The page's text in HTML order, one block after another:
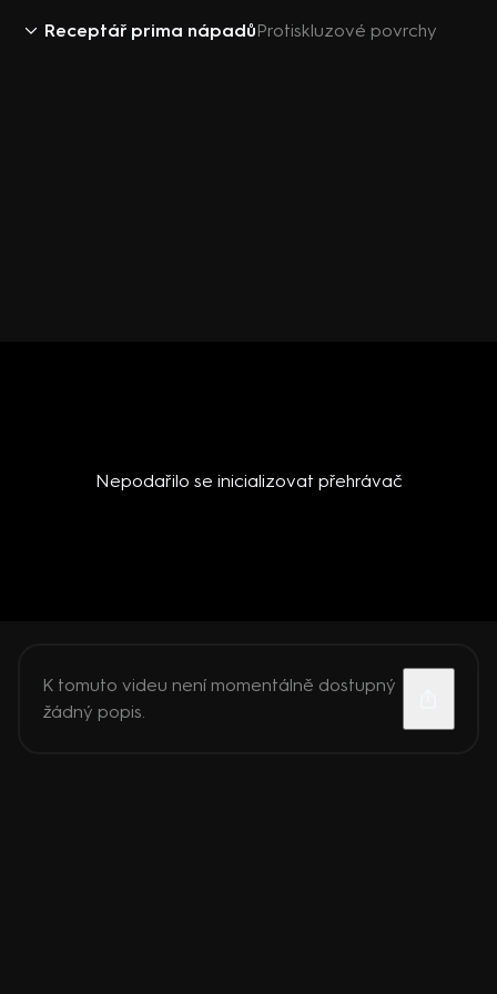
Receptář prima nápadůProtiskluzové povrchy
Nepodařilo se inicializovat přehrávač
K tomuto videu není momentálně dostupný
žádný popis.